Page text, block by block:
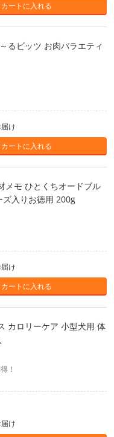
ートに入れる
るビッツ お肉バラエティ
け
ートに入れる
メモ ひとくちオードブル
入りお徳用 200g
け
ートに入れる
カロリーケア 小型犬用 体
！
け